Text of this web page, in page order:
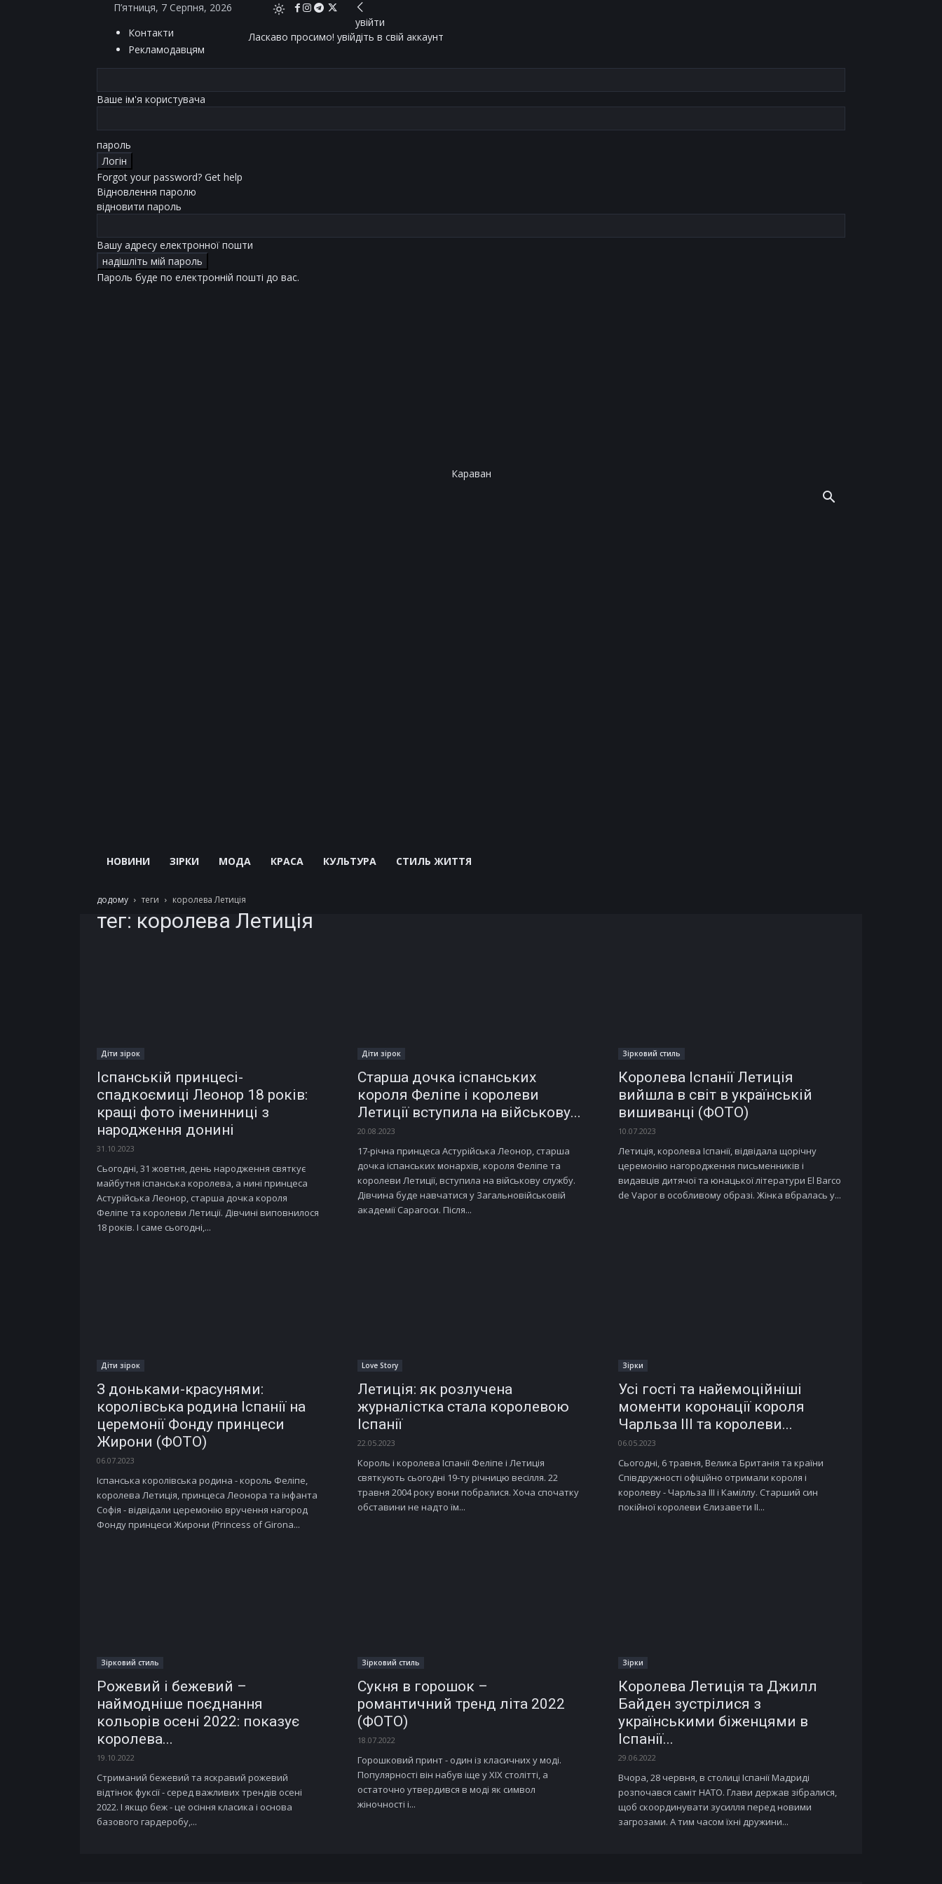
П’ятниця, 7 Серпня, 2026
Контакти
Рекламодавцям
увійти
Ласкаво просимо! увійдіть в свій аккаунт
Ваше ім'я користувача
пароль
Forgot your password? Get help
Відновлення паролю
відновити пароль
Вашу адресу електронної пошти
Пароль буде по електронній пошті до вас.
Караван
НОВИНИ ЗІРКИ МОДА КРАСА КУЛЬТУРА СТИЛЬ ЖИТТЯ
додому теги королева Летиція
тег: королева Летиція
Діти зірок
Іспанській принцесі-
спадкоємиці Леонор 18 років:
кращі фото іменинниці з
народження донині
31.10.2023
Сьогодні, 31 жовтня, день народження святкує
майбутня іспанська королева, а нині принцеса
Астурійська Леонор, старша дочка короля
Феліпе та королеви Летиції. Дівчині виповнилося
18 років. І саме сьогодні,...
Діти зірок
Старша дочка іспанських
короля Феліпе і королеви
Летиції вступила на військову...
20.08.2023
17-річна принцеса Астурійська Леонор, старша
дочка іспанських монархів, короля Феліпе та
королеви Летиції, вступила на військову службу.
Дівчина буде навчатися у Загальновійськовій
академії Сарагоси. Після...
Зірковий стиль
Королева Іспанії Летиція
вийшла в світ в українській
вишиванці (ФОТО)
10.07.2023
Летиція, королева Іспанії, відвідала щорічну
церемонію нагородження письменників і
видавців дитячої та юнацької літератури El Barco
de Vapor в особливому образі. Жінка вбралась у...
Діти зірок
З доньками-красунями:
королівська родина Іспанії на
церемонії Фонду принцеси
Жирони (ФОТО)
06.07.2023
Іспанська королівська родина - король Феліпе,
королева Летиція, принцеса Леонора та інфанта
Софія - відвідали церемонію вручення нагород
Фонду принцеси Жирони (Princess of Girona...
Love Story
Летиція: як розлучена
журналістка стала королевою
Іспанії
22.05.2023
Король і королева Іспанії Феліпе і Летиція
святкують сьогодні 19-ту річницю весілля. 22
травня 2004 року вони побралися. Хоча спочатку
обставини не надто їм...
Зірки
Усі гості та найемоційніші
моменти коронації короля
Чарльза III та королеви...
06.05.2023
Сьогодні, 6 травня, Велика Британія та країни
Співдружності офіційно отримали короля і
королеву - Чарльза III і Каміллу. Старший син
покійної королеви Єлизавети II...
Зірковий стиль
Рожевий і бежевий –
наймодніше поєднання
кольорів осені 2022: показує
королева...
19.10.2022
Стриманий бежевий та яскравий рожевий
відтінок фуксії - серед важливих трендів осені
2022. І якщо беж - це осіння класика і основа
базового гардеробу,...
Зірковий стиль
Сукня в горошок –
романтичний тренд літа 2022
(ФОТО)
18.07.2022
Горошковий принт - один із класичних у моді.
Популярності він набув іще у XIX столітті, а
остаточно утвердився в моді як символ
жіночності і...
Зірки
Королева Летиція та Джилл
Байден зустрілися з
українськими біженцями в
Іспанії...
29.06.2022
Вчора, 28 червня, в столиці Іспанії Мадриді
розпочався саміт НАТО. Глави держав зібралися,
щоб скоординувати зусилля перед новими
загрозами. А тим часом їхні дружини...